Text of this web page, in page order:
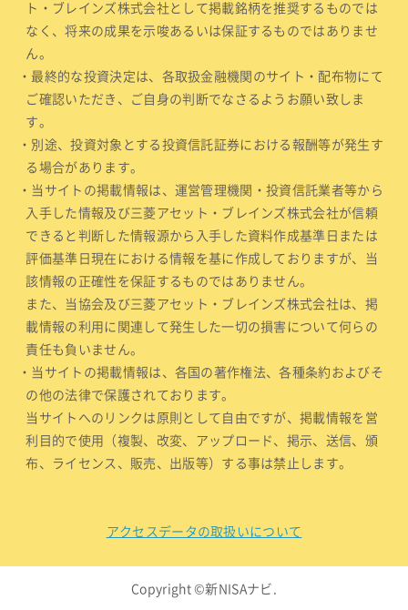
ト・ブレインズ株式会社として掲載銘柄を推奨するものでは
なく、将来の成果を示唆あるいは保証するものではありませ
ん。
・最終的な投資決定は、各取扱金融機関のサイト・配布物にて
ご確認いただき、ご自身の判断でなさるようお願い致しま
す。
・別途、投資対象とする投資信託証券における報酬等が発生す
る場合があります。
・当サイトの掲載情報は、運営管理機関・投資信託業者等から
入手した情報及び三菱アセット・ブレインズ株式会社が信頼
できると判断した情報源から入手した資料作成基準日または
評価基準日現在における情報を基に作成しておりますが、当
該情報の正確性を保証するものではありません。
また、当協会及び三菱アセット・ブレインズ株式会社は、掲
載情報の利用に関連して発生した一切の損害について何らの
責任も負いません。
・当サイトの掲載情報は、各国の著作権法、各種条約およびそ
の他の法律で保護されております。
当サイトへのリンクは原則として自由ですが、掲載情報を営
利目的で使用（複製、改変、アップロード、掲示、送信、頒
布、ライセンス、販売、出版等）する事は禁止します。
アクセスデータの取扱いについて
Copyright ©新NISAナビ.